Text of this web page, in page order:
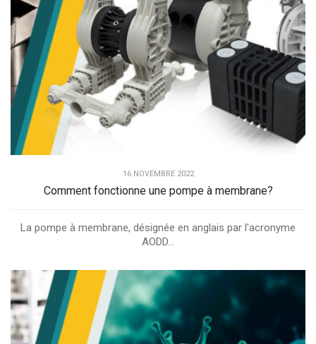
16 NOVEMBRE 2022
Comment fonctionne une pompe à membrane?
La pompe à membrane, désignée en anglais par l'acronyme
AODD...